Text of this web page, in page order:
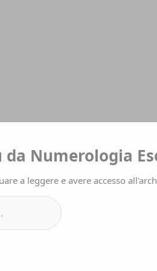
da Numerologia
a leggere e avere accesso